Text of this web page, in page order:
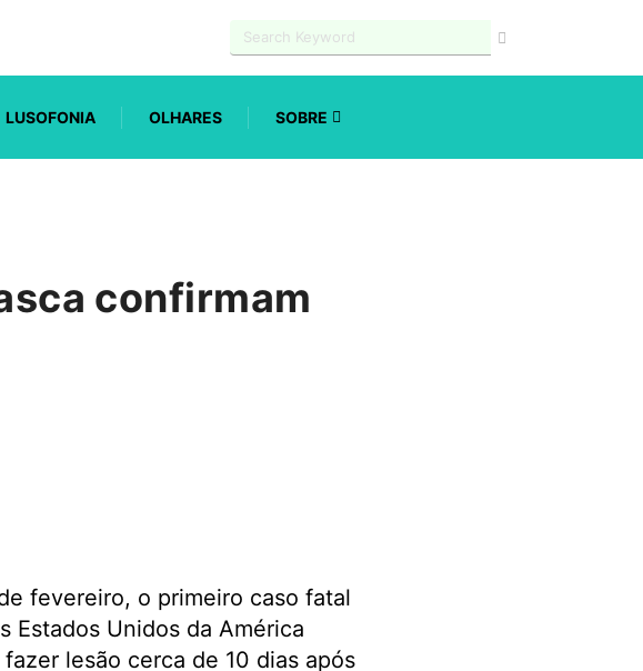
LUSOFONIA OLHARES SOBRE
confirmam
fevereiro, o primeiro caso fatal
Estados Unidos da América
lesão cerca de 10 dias após